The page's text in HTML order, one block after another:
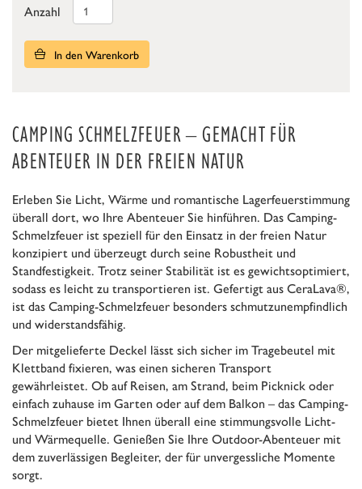
Anzahl
In den Warenkorb
CAMPING SCHMELZFEUER – GEMACHT FÜR
ABENTEUER IN DER FREIEN NATUR
Erleben Sie Licht, Wärme und romantische Lagerfeuerstimmung
überall dort, wo Ihre Abenteuer Sie hinführen. Das Camping-
Schmelzfeuer ist speziell für den Einsatz in der freien Natur
konzipiert und überzeugt durch seine Robustheit und
Standfestigkeit. Trotz seiner Stabilität ist es gewichtsoptimiert,
sodass es leicht zu transportieren ist. Gefertigt aus CeraLava®,
ist das Camping-Schmelzfeuer besonders schmutzunempfindlich
und widerstandsfähig.
Der mitgelieferte Deckel lässt sich sicher im Tragebeutel mit
Klettband fixieren, was einen sicheren Transport
gewährleistet. Ob auf Reisen, am Strand, beim Picknick oder
einfach zuhause im Garten oder auf dem Balkon – das Camping-
Schmelzfeuer bietet Ihnen überall eine stimmungsvolle Licht-
und Wärmequelle. Genießen Sie Ihre Outdoor-Abenteuer mit
dem zuverlässigen Begleiter, der für unvergessliche Momente
sorgt.